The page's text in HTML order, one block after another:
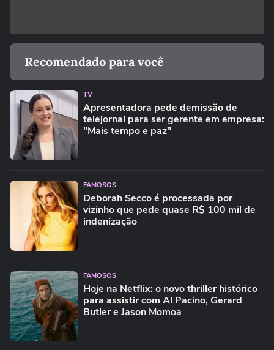
Recomendado para você
TV
Apresentadora pede demissão de
telejornal para ser gerente em empresa:
"Mais tempo e paz"
FAMOSOS
Deborah Secco é processada por
vizinho que pede quase R$ 100 mil de
indenização
FAMOSOS
Hoje na Netflix: o novo thriller histórico
para assistir com Al Pacino, Gerard
Butler e Jason Momoa